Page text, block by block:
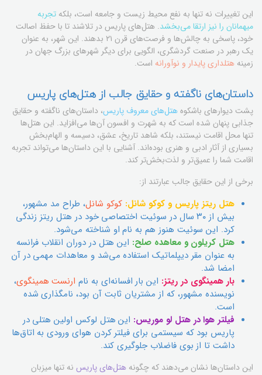
این تغییرات نه تنها به نفع محیط زیست و جامعه است، بلکه تجربه
میهمانان را نیز ارتقا می‌بخشد. هتل‌های پاریس در تلاشند تا با حفظ اصالت
خود، پاسخی به چالش‌ها و فرصت‌های قرن ۲۱ بدهند. این شهر، به عنوان
یک رهبر در صنعت گردشگری، الگویی برای دیگر شهرهای بزرگ جهان در
زمینه هتلداری پایدار و نوآورانه است.
داستان‌های ناگفته و حقایق جالب از هتل‌های پاریس
پشت دیوارهای باشکوههتل‌های معروف پاریس، داستان‌های ناگفته و حقایق
جذابی پنهان شده است که به شهرت و افسون آن‌ها می‌افزاید. این هتل‌ها
تنها محل اقامت نیستند، بلکه شاهد تاریخ، عشق، دسیسه و الهام‌بخش
بسیاری از آثار ادبی و هنری بوده‌اند. آشنایی با این داستان‌ها می‌تواند تجربه
اقامت شما را عمیق‌تر و لذت‌بخش‌تر کند.
برخی از این حقایق جالب عبارتند از:
هتل ریتز پاریس و کوکو شانل: کوکو شانل، طراح مد مشهور،
بیش از ۳۰ سال در سوئیت اختصاصی خود در هتل ریتز زندگی
کرد. این سوئیت هنوز هم به نام او شناخته می‌شود.
هتل کریلون و معاهده صلح: این هتل در دوران انقلاب فرانسه
به عنوان مقر دیپلماتیک استفاده می‌شد و معاهدات مهمی در آن
امضا شد.
بار همینگوی در ریتز: این بار افسانه‌ای به نام ارنست همینگوی،
نویسنده مشهور، که از مشتریان ثابت آن بود، نامگذاری شده
است.
فیلتر هوا در هتل لو موریس: این هتل لوکس اولین هتلی در
پاریس بود که سیستمی برای فیلتر کردن هوای ورودی به اتاق‌ها
داشت تا از بوی فاضلاب جلوگیری کند.
این داستان‌ها نشان می‌دهند که چگونه هتل‌های پاریس نه تنها میزبان